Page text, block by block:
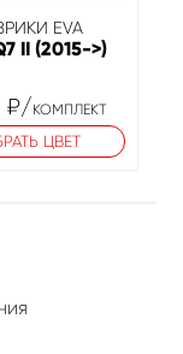
EVA
II (2015->)
₽/КОМПЛЕКТ
ЦВЕТ